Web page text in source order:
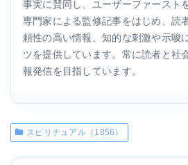
事実に賛同し、ユーザーファースト
専門家による監修記事をはじめ、読
頼性の高い情報、知的な刺激や示唆
ツを提供しています。常に読者と社
報発信を目指しています。
スピリチュアル（1856）